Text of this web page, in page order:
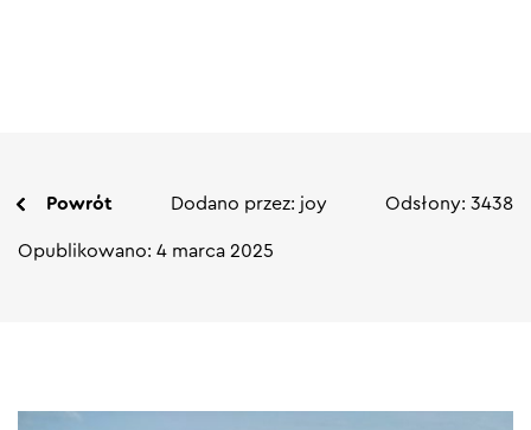
Powrót Dodano przez: joy Odsłony: 3438
Opublikowano: 4 marca 2025